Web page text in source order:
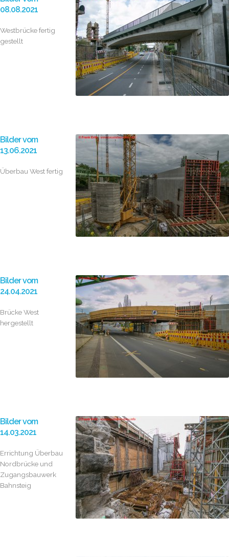
08.08.2021
Westbrücke fertig
gestellt
Bilder vom
13.06.2021
Überbau West fertig
Bilder vom
24.04.2021
Brücke West
hergestellt
Bilder vom
14.03.2021
Errichtung Überbau
Nordbrücke und
Zugangsbauwerk
Bahnsteig